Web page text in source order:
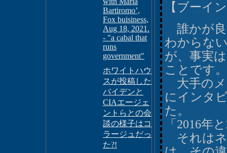
Bartiromo’,
Fox buisiness,
Aug 18, 2021.
- "a cabal that
runs
government"
ホワイトハウ
スが投稿した
バイデンと
CIAエージェ
ントらとの会
談の様子はコ
ラージュだっ
た?!
【ブーイ
誰かが良
わからな
が、事実
ことです。
大手のメ
にインタ
た。
「2016年
それはネ